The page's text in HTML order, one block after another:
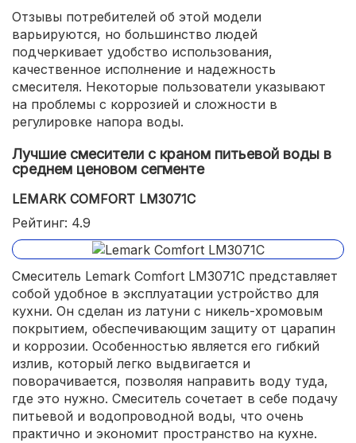
Отзывы потребителей об этой модели
варьируются, но большинство людей
подчеркивает удобство использования,
качественное исполнение и надежность
смесителя. Некоторые пользователи указывают
на проблемы с коррозией и сложности в
регулировке напора воды.
Лучшие смесители с краном питьевой воды в
среднем ценовом сегменте
LEMARK COMFORT LM3071C
Рейтинг: 4.9
Смеситель Lemark Comfort LM3071C представляет
собой удобное в эксплуатации устройство для
кухни. Он сделан из латуни с никель-хромовым
покрытием, обеспечивающим защиту от царапин
и коррозии. Особенностью является его гибкий
излив, который легко выдвигается и
поворачивается, позволяя направить воду туда,
где это нужно. Смеситель сочетает в себе подачу
питьевой и водопроводной воды, что очень
практично и экономит пространство на кухне.